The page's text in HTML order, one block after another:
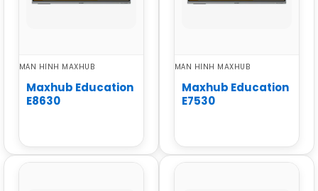
MÀN HÌNH MAXHUB
Maxhub Education
E8630
MÀN HÌNH MAXHUB
Maxhub Education
E7530